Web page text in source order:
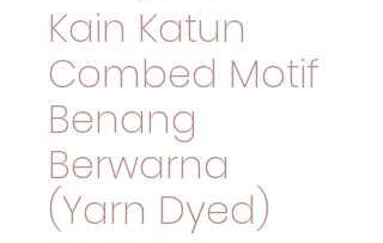
Kain Katun
Combed Motif
Benang
Berwarna
(Yarn Dyed)